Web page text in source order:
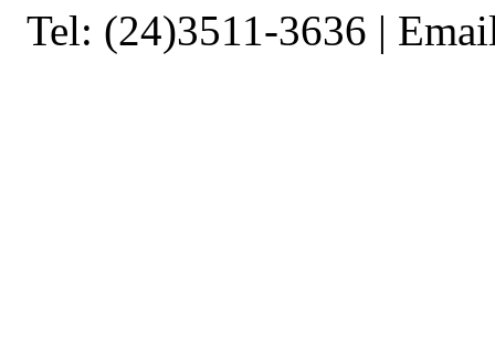
Tel: (24)3511-3636 |